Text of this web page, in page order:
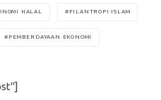
HALAL FILANTROPI ISLAM
PEMBERDAYAAN EKONOMI